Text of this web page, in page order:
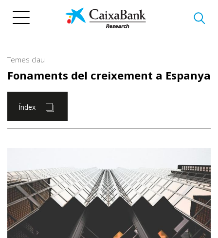
Temes clau
Fonaments del creixement a Espanya
Índex